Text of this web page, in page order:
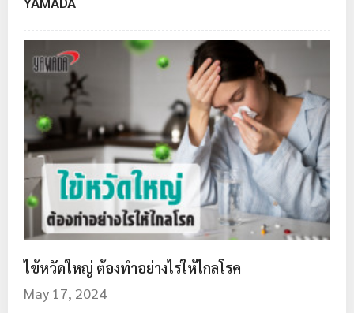
ไข้หวัดใหญ่ ต้องทำอย่างไรให้ไกลโรค
May 17, 2024